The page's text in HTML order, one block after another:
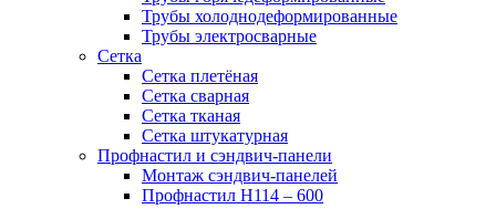
Трубы холоднодеформированные
Трубы электросварные
Сетка
Сетка плетёная
Сетка сварная
Сетка тканая
Сетка штукатурная
Профнастил и сэндвич-панели
Монтаж сэндвич-панелей
Профнастил Н114 – 600